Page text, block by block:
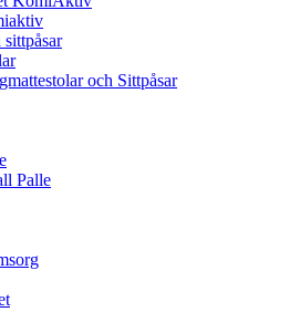
och Sittpåsar
Palle